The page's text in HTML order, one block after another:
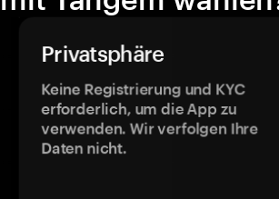
Privatsphäre
Keine Registrierung und KYC
erforderlich, um die App zu
verwenden. Wir verfolgen Ihre
Daten nicht.